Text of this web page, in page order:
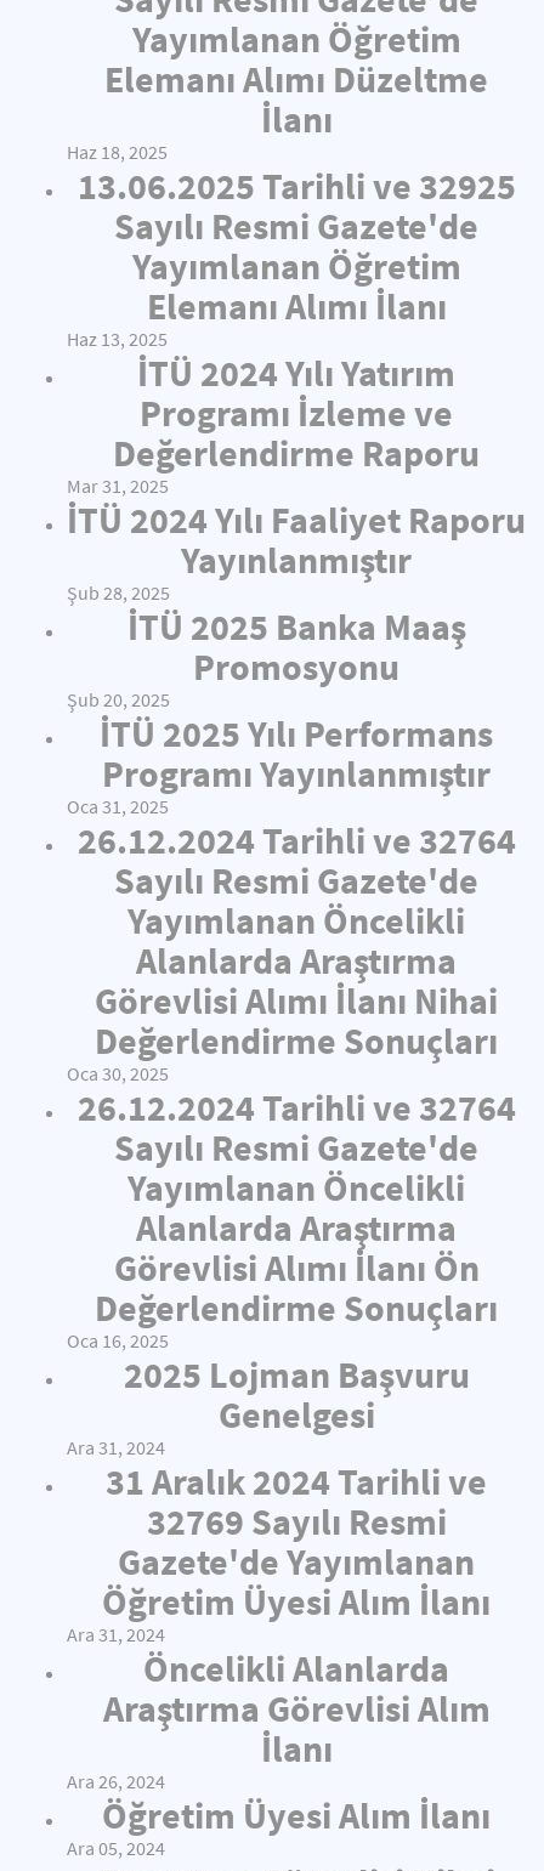
Yayımlanan Öğretim
Elemanı Alımı Düzeltme
İlanı
Haz 18, 2025
13.06.2025 Tarihli ve 32925
Sayılı Resmi Gazete'de
Yayımlanan Öğretim
Elemanı Alımı İlanı
Haz 13, 2025
İTÜ 2024 Yılı Yatırım
Programı İzleme ve
Değerlendirme Raporu
Mar 31, 2025
İTÜ 2024 Yılı Faaliyet Raporu
Yayınlanmıştır
Şub 28, 2025
İTÜ 2025 Banka Maaş
Promosyonu
Şub 20, 2025
İTÜ 2025 Yılı Performans
Programı Yayınlanmıştır
Oca 31, 2025
26.12.2024 Tarihli ve 32764
Sayılı Resmi Gazete'de
Yayımlanan Öncelikli
Alanlarda Araştırma
Görevlisi Alımı İlanı Nihai
Değerlendirme Sonuçları
Oca 30, 2025
26.12.2024 Tarihli ve 32764
Sayılı Resmi Gazete'de
Yayımlanan Öncelikli
Alanlarda Araştırma
Görevlisi Alımı İlanı Ön
Değerlendirme Sonuçları
Oca 16, 2025
2025 Lojman Başvuru
Genelgesi
Ara 31, 2024
31 Aralık 2024 Tarihli ve
32769 Sayılı Resmi
Gazete'de Yayımlanan
Öğretim Üyesi Alım İlanı
Ara 31, 2024
Öncelikli Alanlarda
Araştırma Görevlisi Alım
İlanı
Ara 26, 2024
Öğretim Üyesi Alım İlanı
Ara 05, 2024